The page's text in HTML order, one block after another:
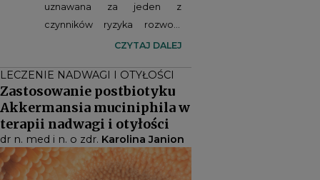
uznawana za jeden z
czynników ryzyka rozwoju
chorób metabolicznych, w
terapeutycznych tych chorób
coraz częściej uwzględnia się
zastosowanie probiotyków.
Najnowsze badania
podkreślają, że bakteria
Akkermansia muciniphila
CZYTAJ DALEJ
LECZENIE NADWAGI I OTYŁOŚCI
Zastosowanie postbiotyku
Akkermansia muciniphila w
terapii nadwagi i otyłości
dr n. med i n. o zdr. Karolina Janion